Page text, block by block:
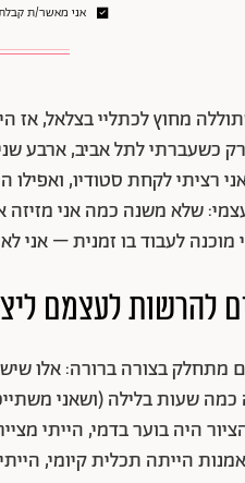
אני מאשר/ת קבלת
מחוץ לכתליי בצלאל, אז
כשעברתי לתל אביב, ארבע
רציתי לקחת סטודיו,
שלא משנה כמה אני מזיזה
לעבוד בו זמנית – אני
להרשות לעצמם
מתחלק בצורה ברורה: אלו
כמה שעות בלילה (ושאני
היה בוער בדמי, הייתי
הייתה תכלית קיומי,